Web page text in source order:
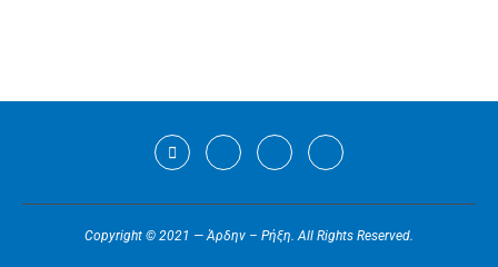
Copyright © 2021 — Άρδην – Ρήξη. All Rights Reserved.